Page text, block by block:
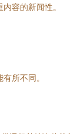
容的新闻性。
所不同。